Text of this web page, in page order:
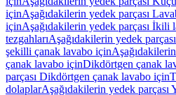
içinAşağıdakilerin yedek parçası
içinAşağıdakilerin yedek parçası İkili
tezgahlarıAşağıdakilerin yedek
şekilli çanak lavabo için
çanak lavabo içinDikdörtgen çanak
parçası Dikdörtgen çanak lavabo için
dolaplarAşağıdakilerin yedek parçası